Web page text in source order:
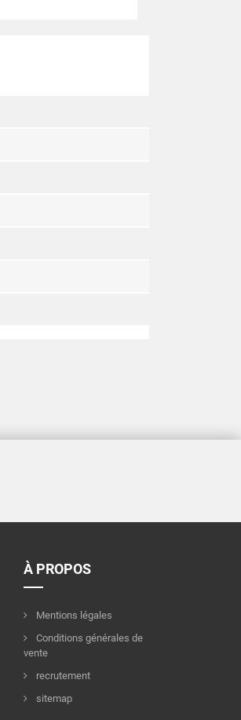
À PROPOS
Mentions légales
Conditions générales de
vente
recrutement
sitemap